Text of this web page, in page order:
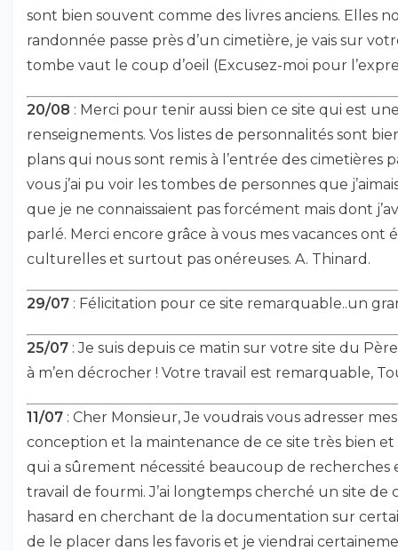
sont bien souvent comme des livres anciens. Elles
randonnée passe près d’un cimetière, je vais sur
tombe vaut le coup d’oeil (Excusez-moi pour
20/08 : Merci pour tenir aussi bien ce site qui est
renseignements. Vos listes de personnalités sont
plans qui nous sont remis à l’entrée des cimetières
vous j’ai pu voir les tombes de personnes que
que je ne connaissaient pas forcément mais dont
parlé. Merci encore grâce à vous mes vacances ont
culturelles et surtout pas onéreuses. A. Thinard.
29/07 : Félicitation pour ce site remarquable..un
25/07 : Je suis depuis ce matin sur votre site du
à m’en décrocher ! Votre travail est remarquable,
11/07 : Cher Monsieur, Je voudrais vous adresser
conception et la maintenance de ce site très bien
qui a sûrement nécessité beaucoup de recherches
travail de fourmi. J’ai longtemps cherché un site
hasard en cherchant de la documentation sur
de le placer dans les favoris et je viendrai